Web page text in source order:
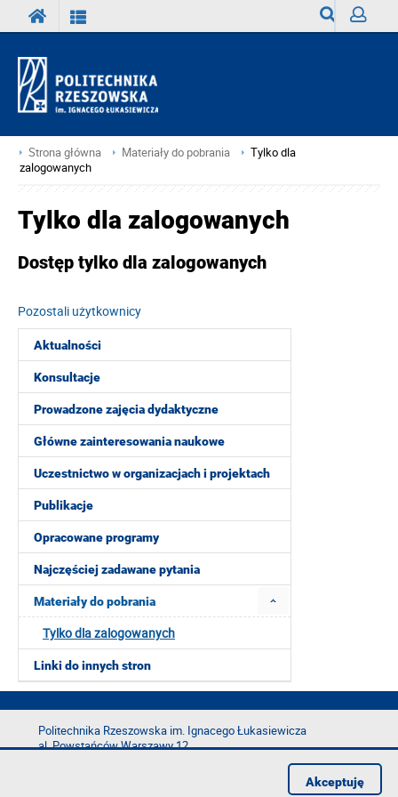
Strona główna Materiały do pobrania
Tylko dla
zalogowanych
Aktualności
Konsultacje
Prowadzone zajęcia dydaktyczne
Główne zainteresowania naukowe
Uczestnictwo w organizacjach i projektach
Publikacje
Opracowane programy
Najczęściej zadawane pytania
Materiały do pobrania
Tylko dla zalogowanych
Linki do innych stron
Tylko dla zalogowanych
Dostęp tylko dla zalogowanych
Pozostali użytkownicy
Politechnika Rzeszowska im. Ignacego Łukasiewicza
al. Powstańców Warszawy 12
Akceptuję